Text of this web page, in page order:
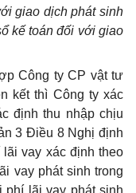
giao dịch phát sinh
kế toán đối với giao
Công ty CP vật tư
kết thì Công ty xác
định thu nhập chịu
3 Điều 8 Nghị định
vay xác định theo
vay phát sinh trong
phí lãi vay phát sinh